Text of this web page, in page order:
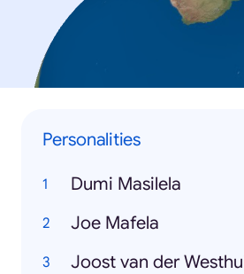
Personalities
Dumi Masilela
Joe Mafela